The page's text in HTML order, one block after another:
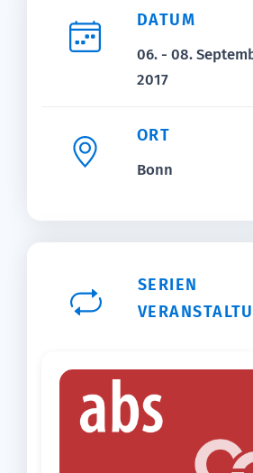
DATUM
06. - 08.
2017
ORT
Bonn
SERIEN